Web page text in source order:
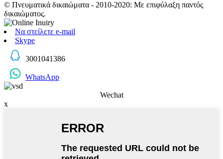
© Πνευματικά δικαιώματα - 2010-2020: Με επιφύλαξη παντός
δικαιώματος.
Να στείλετε e-mail
Skype
3001041386
WhatsApp
Wechat
x